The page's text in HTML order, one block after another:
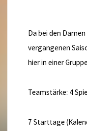
Da bei den
vergangenen
hier in einer
Teamstärke: 4
7 Starttage